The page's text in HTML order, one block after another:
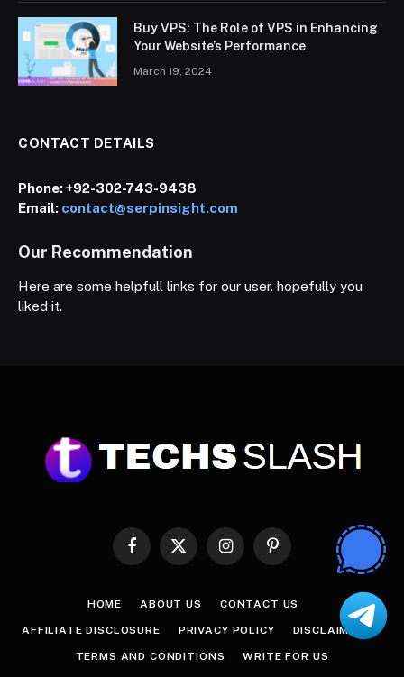
Buy VPS: The Role of VPS in Enhancing
Your Website’s Performance
March 19, 2024
CONTACT DETAILS
Phone:+92-302-743-9438
Email: contact@serpinsight.com
Our Recommendation
Here are some helpfull links for our user. hopefully you
liked it.
Facebook
X
InstagramPinterest
HOME ABOUT US CONTACT US
AFFILIATE DISCLOSURE PRIVACY POLICY DISCLAIMER
TERMS AND CONDITIONS WRITE FOR US